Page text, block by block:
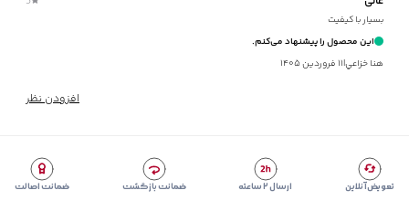
برند
مناسب برای
زیر گروه:پلیور و ژاکت
شیوه‌برش:
Regular fit
بسیار با کیفیت
این محصول را پیشنهاد می‌کنم.
هنا خزاعي|۱۱ فروردین ۱۴۰۵
افزودن نظر
تعویض آنلاین ارسال ۲ ساعته ضمانت بازگشت ضمانت اصالت